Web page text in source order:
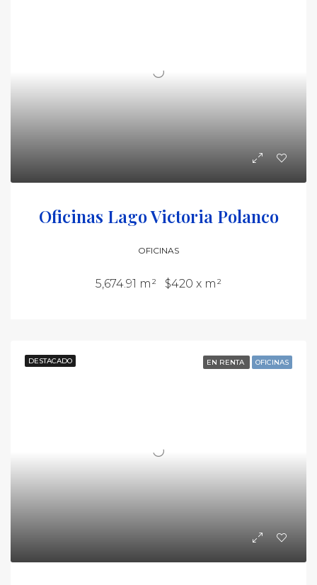
Oficinas Lago Victoria Polanco
OFICINAS
5,674.91 m² $420 x m²
DESTACADO EN RENTA OFICINAS